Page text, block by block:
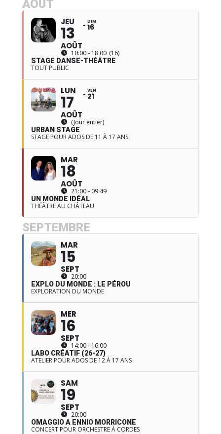
AOÛT
JEU
13
AOÛT
DIM
16
10:00 - 18:00 (16)
STAGE DANSE-THÉÂTRE
TOUT PUBLIC
LUN
17
AOÛT
VEN
21
(Jour entier)
URBAN STAGE
STAGE POUR ADOS DE 11 À 17 ANS
MAR
18
AOÛT
21:00 - 09:49
UN MONDE IDÉAL
THÉÂTRE AU CHÂTEAU
SEPTEMBRE
MAR
15
SEPT
20:00
EXPLO DU MONDE : LE PÉROU
EXPLORATION DU MONDE
MER
16
SEPT
14:00 - 16:00
LABO CRÉATIF (26-27)
ATELIER POUR ADOS DE 12 À 17 ANS
SAM
19
SEPT
20:00
OMAGGIO A ENNIO MORRICONE
CONCERT POUR ORCHESTRE À CORDES